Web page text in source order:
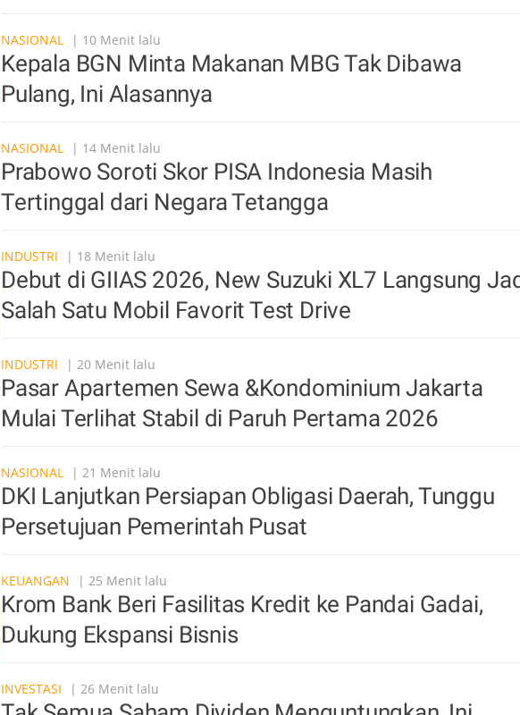
NASIONAL | 10 Menit lalu
Kepala BGN Minta Makanan MBG Tak Dibawa
Pulang, Ini Alasannya
NASIONAL | 14 Menit lalu
Prabowo Soroti Skor PISA Indonesia Masih
Tertinggal dari Negara Tetangga
INDUSTRI | 18 Menit lalu
Debut di GIIAS 2026, New Suzuki XL7 Langsung
Salah Satu Mobil Favorit Test Drive
INDUSTRI | 20 Menit lalu
Pasar Apartemen Sewa &Kondominium Jakarta
Mulai Terlihat Stabil di Paruh Pertama 2026
NASIONAL | 21 Menit lalu
DKI Lanjutkan Persiapan Obligasi Daerah, Tunggu
Persetujuan Pemerintah Pusat
KEUANGAN | 25 Menit lalu
Krom Bank Beri Fasilitas Kredit ke Pandai Gadai,
Dukung Ekspansi Bisnis
INVESTASI | 26 Menit lalu